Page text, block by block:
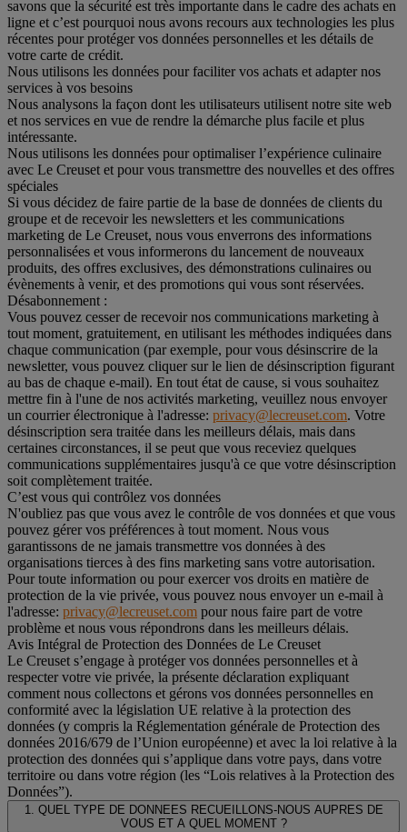
savons que la sécurité est très importante dans le cadre des achats en
ligne et c’est pourquoi nous avons recours aux technologies les plus
récentes pour protéger vos données personnelles et les détails de
votre carte de crédit.
Nous utilisons les données pour faciliter vos achats et adapter nos
services à vos besoins
Nous analysons la façon dont les utilisateurs utilisent notre site web
et nos services en vue de rendre la démarche plus facile et plus
intéressante.
Nous utilisons les données pour optimaliser l’expérience culinaire
avec Le Creuset et pour vous transmettre des nouvelles et des offres
spéciales
Si vous décidez de faire partie de la base de données de clients du
groupe et de recevoir les newsletters et les communications
marketing de Le Creuset, nous vous enverrons des informations
personnalisées et vous informerons du lancement de nouveaux
produits, des offres exclusives, des démonstrations culinaires ou
évènements à venir, et des promotions qui vous sont réservées.
Désabonnement :
Vous pouvez cesser de recevoir nos communications marketing à
tout moment, gratuitement, en utilisant les méthodes indiquées dans
chaque communication (par exemple, pour vous désinscrire de la
newsletter, vous pouvez cliquer sur le lien de désinscription figurant
au bas de chaque e-mail). En tout état de cause, si vous souhaitez
mettre fin à l'une de nos activités marketing, veuillez nous envoyer
un courrier électronique à l'adresse: privacy@lecreuset.com. Votre
désinscription sera traitée dans les meilleurs délais, mais dans
certaines circonstances, il se peut que vous receviez quelques
communications supplémentaires jusqu'à ce que votre désinscription
soit complètement traitée.
C’est vous qui contrôlez vos données
N'oubliez pas que vous avez le contrôle de vos données et que vous
pouvez gérer vos préférences à tout moment. Nous vous
garantissons de ne jamais transmettre vos données à des
organisations tierces à des fins marketing sans votre autorisation.
Pour toute information ou pour exercer vos droits en matière de
protection de la vie privée, vous pouvez nous envoyer un e-mail à
l'adresse: privacy@lecreuset.com pour nous faire part de votre
problème et nous vous répondrons dans les meilleurs délais.
Avis Intégral de Protection des Données de Le Creuset
Le Creuset s’engage à protéger vos données personnelles et à
respecter votre vie privée, la présente déclaration expliquant
comment nous collectons et gérons vos données personnelles en
conformité avec la législation UE relative à la protection des
données (y compris la Réglementation générale de Protection des
données 2016/679 de l’Union européenne) et avec la loi relative à la
protection des données qui s’applique dans votre pays, dans votre
territoire ou dans votre région (les “Lois relatives à la Protection des
Données”).
1. QUEL TYPE DE DONNEES RECUEILLONS-NOUS AUPRES DE
VOUS ET A QUEL MOMENT ?